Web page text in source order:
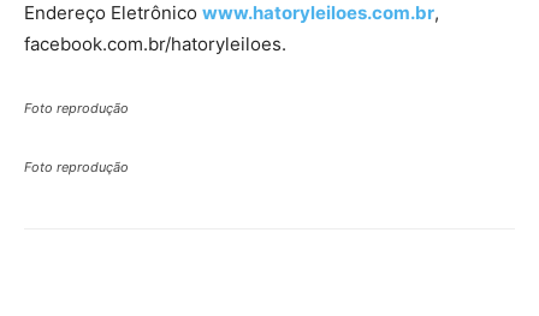
Endereço Eletrônico www.hatoryleiloes.com.br,
facebook.com.br/hatoryleiloes.
Foto reprodução
Foto reprodução